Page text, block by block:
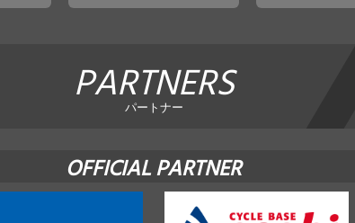
PARTNERS
パートナー
OFFICIAL PARTNER